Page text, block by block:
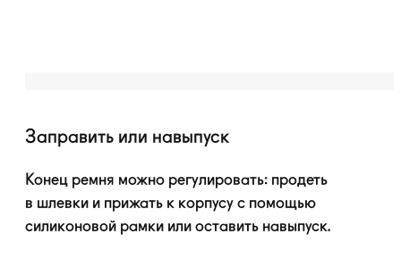
Заправить или навыпуск
Конец ремня можно регулировать: продеть
в шлевки и прижать к корпусу с помощью
силиконовой рамки или оставить навыпуск.